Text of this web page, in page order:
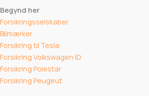
Begynd her
Forsikringsselskaber
Bilmærker
Forsikring til Tesla
Forsikring Volkswagen ID
Forsikring Polestar
Forsikring Peugeut